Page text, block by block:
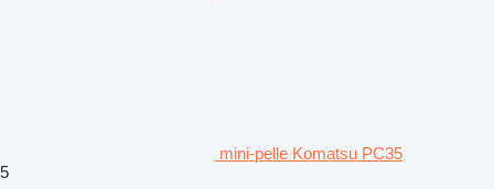
mini-pelle Komatsu PC35
5